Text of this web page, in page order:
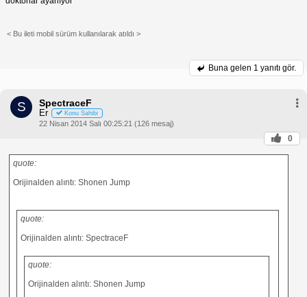
< Bu ileti mobil sürüm kullanılarak atıldı >
Buna gelen 1 yanıtı gör.
S SpectraceF
Er Konu Sahibi
22 Nisan 2014 Salı 00:25:21 (126 mesaj)
0
quote:
Orijinalden alıntı: Shonen Jump
quote:
Orijinalden alıntı: SpectraceF
quote:
Orijinalden alıntı: Shonen Jump